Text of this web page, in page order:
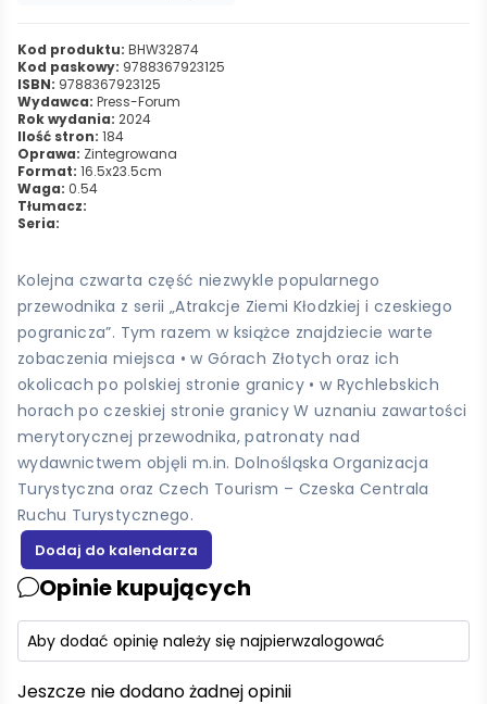
Kod produktu: BHW32874
Kod paskowy: 9788367923125
ISBN: 9788367923125
Wydawca: Press-Forum
Rok wydania: 2024
Ilość stron: 184
Oprawa: Zintegrowana
Format: 16.5x23.5cm
Waga: 0.54
Tłumacz:
Seria:
Kolejna czwarta część niezwykle popularnego
przewodnika z serii „Atrakcje Ziemi Kłodzkiej i czeskiego
pogranicza”. Tym razem w książce znajdziecie warte
zobaczenia miejsca • w Górach Złotych oraz ich
okolicach po polskiej stronie granicy • w Rychlebskich
horach po czeskiej stronie granicy W uznaniu zawartości
merytorycznej przewodnika, patronaty nad
wydawnictwem objęli m.in. Dolnośląska Organizacja
Turystyczna oraz Czech Tourism – Czeska Centrala
Ruchu Turystycznego.
Opinie kupujących
Aby dodać opinię należy się najpierwzalogować
Jeszcze nie dodano żadnej opinii